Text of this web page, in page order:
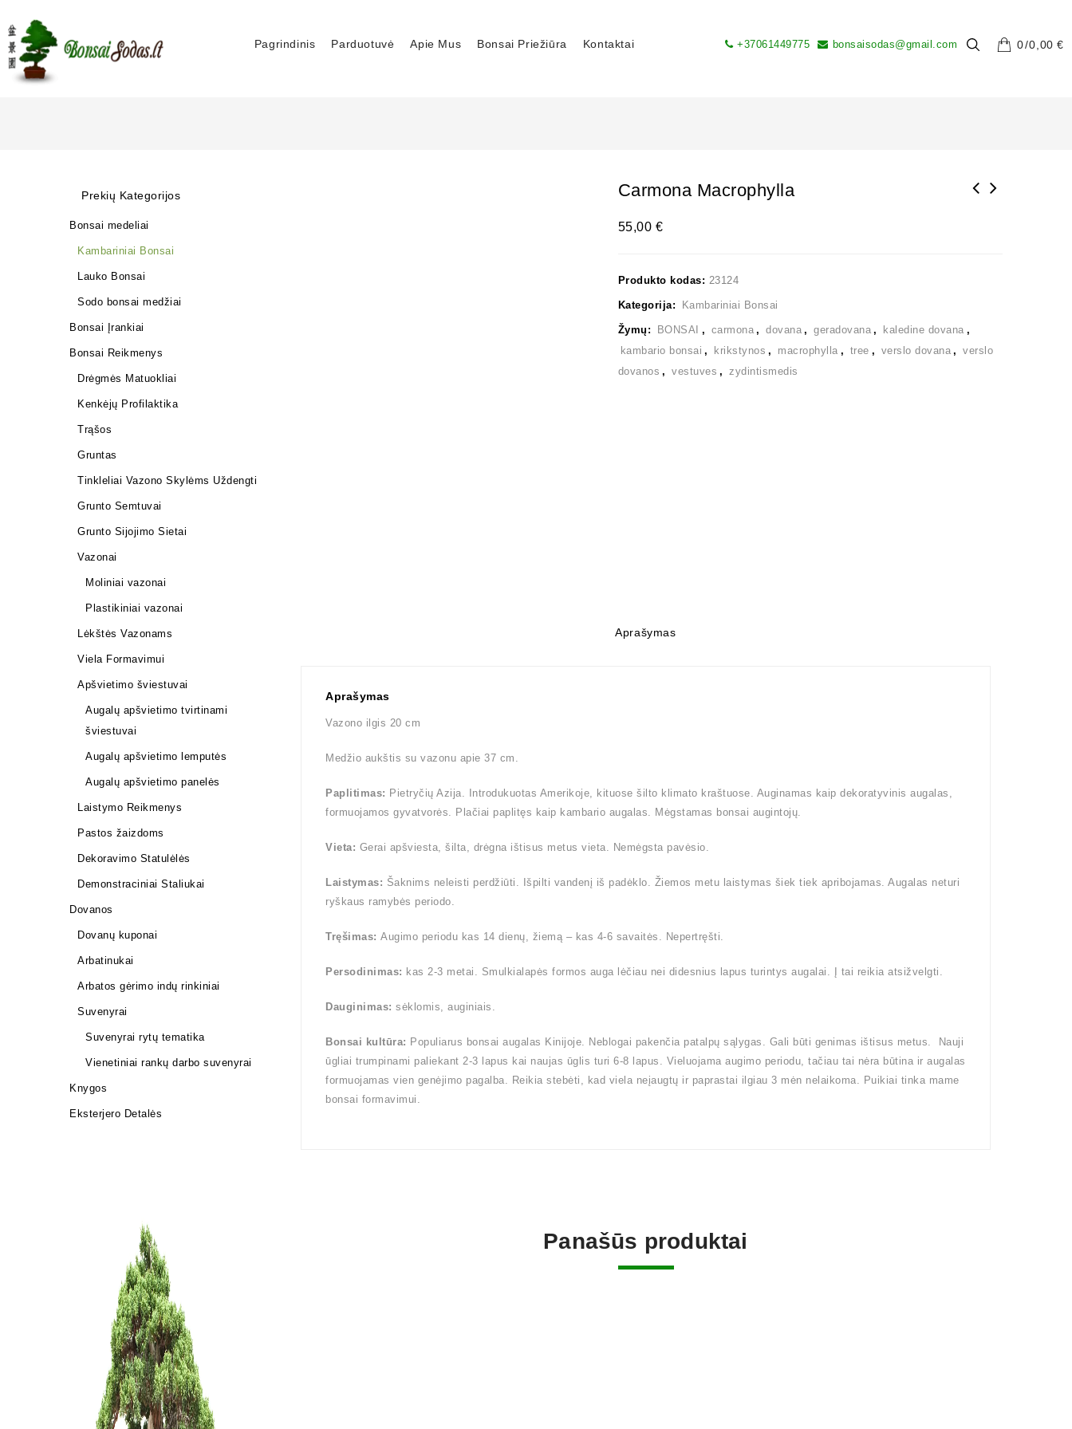
Pagrindinis Parduotuvė Apie Mus Bonsai Priežiūra Kontaktai 0 0,00€
+37061449775 bonsaisodas@gmail.com
Carmona Macrophylla
55,00€
Produkto kodas: 23124
Kategorija: Kambariniai Bonsai
Žymų: BONSAI , carmona , dovana , geradovana , kaledine dovana ,
kambario bonsai , krikstynos , macrophylla , tree , verslo dovana ,
verslo
dovanos , vestuves , zydintismedis
Aprašymas
Aprašymas
Vazono ilgis 20 cm
Medžio aukštis su vazonu apie 37 cm.
Paplitimas: Pietryčių Azija. Introdukuotas Amerikoje, kituose šilto klimato kraštuose. Auginamas kaip dekoratyvinis augalas,
formuojamos gyvatvorės. Plačiai paplitęs kaip kambario augalas. Mėgstamas bonsai augintojų.
Vieta: Gerai apšviesta, šilta, drėgna ištisus metus vieta. Nemėgsta pavėsio.
Laistymas: Šaknims neleisti perdžiūti. Išpilti vandenį iš padėklo. Žiemos metu laistymas šiek tiek apribojamas. Augalas neturi
ryškaus ramybės periodo.
Tręšimas: Augimo periodu kas 14 dienų, žiemą – kas 4-6 savaitės. Nepertręšti.
Persodinimas: kas 2-3 metai. Smulkialapės formos auga lėčiau nei didesnius lapus turintys augalai. Į tai reikia atsižvelgti.
Dauginimas: sėklomis, auginiais.
Bonsai kultūra: Populiarus bonsai augalas Kinijoje. Neblogai pakenčia patalpų sąlygas. Gali būti genimas ištisus metus. Nauji
ūgliai trumpinami paliekant 2-3 lapus kai naujas ūglis turi 6-8 lapus. Vieluojama augimo periodu, tačiau tai nėra būtina ir augalas
formuojamas vien genėjimo pagalba. Reikia stebėti, kad viela neįaugtų ir paprastai ilgiau 3 mėn nelaikoma. Puikiai tinka mame
bonsai formavimui.
Panašūs produktai
Prekių Kategorijos
Bonsai medeliai
Kambariniai Bonsai
Lauko Bonsai
Sodo bonsai medžiai
Bonsai Įrankiai
Bonsai Reikmenys
Drėgmės Matuokliai
Kenkėjų Profilaktika
Trąšos
Gruntas
Tinkleliai Vazono Skylėms Uždengti
Grunto Semtuvai
Grunto Sijojimo Sietai
Vazonai
Moliniai vazonai
Plastikiniai vazonai
Lėkštės Vazonams
Viela Formavimui
Apšvietimo šviestuvai
Augalų apšvietimo tvirtinami
šviestuvai
Augalų apšvietimo lemputės
Augalų apšvietimo panelės
Laistymo Reikmenys
Pastos žaizdoms
Dekoravimo Statulėlės
Demonstraciniai Staliukai
Dovanos
Dovanų kuponai
Arbatinukai
Arbatos gėrimo indų rinkiniai
Suvenyrai
Suvenyrai rytų tematika
Vienetiniai rankų darbo suvenyrai
Knygos
Eksterjero Detalės